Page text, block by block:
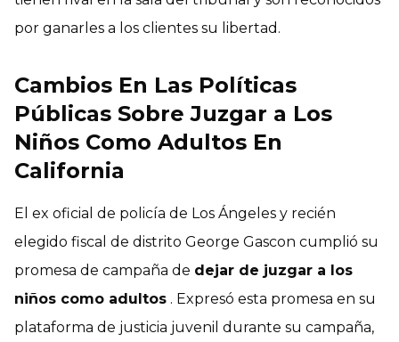
por ganarles a los clientes su libertad.
Cambios En Las Políticas
Públicas Sobre Juzgar a Los
Niños Como Adultos En
California
El ex oficial de policía de Los Ángeles y recién
elegido fiscal de distrito George Gascon cumplió su
promesa de campaña de dejar de juzgar a los
niños como adultos . Expresó esta promesa en su
plataforma de justicia juvenil durante su campaña,